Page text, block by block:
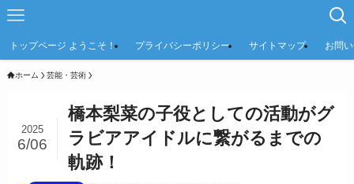
トップページ ようこそ！ プライバシーポリシー サイトマップ お問
ホーム 芸能・芸術
橋本梨菜の子役としての活動がグ
ラビアアイドルに繋がるまでの
軌跡！
2025
6/06